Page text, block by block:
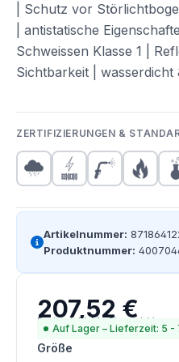
| Schutz vor
| antistatische
Schweissen Klasse 1 |
Sichtbarkeit | wasserdicht
ZERTIFIZIERUNGEN &
Artikelnummer:
Produktnummer:
Regulärer Preis:
207,52 €
Preise inkl. MwSt. zzgl.
Auf Lager – Lieferzeit: 5 -
Größe